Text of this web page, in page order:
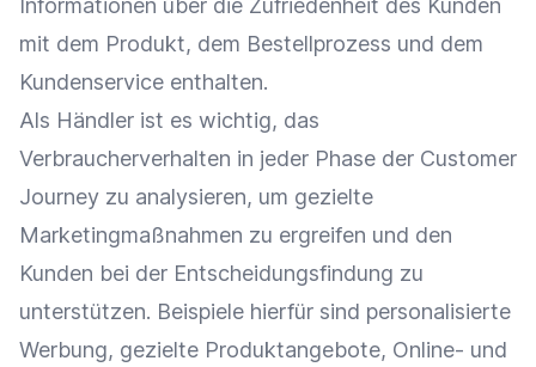
Informationen über die Zufriedenheit des Kunden
mit dem Produkt, dem Bestellprozess und dem
Kundenservice enthalten.
Als Händler ist es wichtig, das
Verbraucherverhalten in jeder Phase der Customer
Journey zu analysieren, um gezielte
Marketingmaßnahmen zu ergreifen und den
Kunden bei der Entscheidungsfindung zu
unterstützen. Beispiele hierfür sind personalisierte
Werbung, gezielte Produktangebote, Online- und